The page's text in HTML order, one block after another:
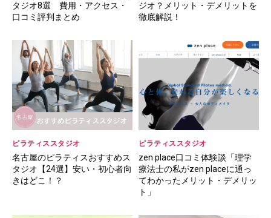
タジオ8選 費用・アクセス・
口コミ評判まとめ
ジオ？メリット・デメリットを
徹底解説！
ピラティススタジオ
名古屋のピラティスおすすめス
タジオ【24選】安い・初心者向
きはどこ！？
ピラティススタジオ
zen place口コミ体験談「理学
療法士の私がzen placeに通っ
てわかったメリット・デメリッ
ト」